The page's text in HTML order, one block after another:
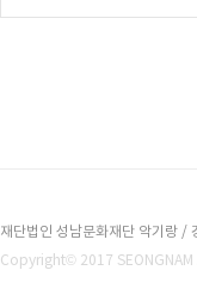
재단법인 성남문화재단 악기랑
Copyright© 2017 SEONGNAM